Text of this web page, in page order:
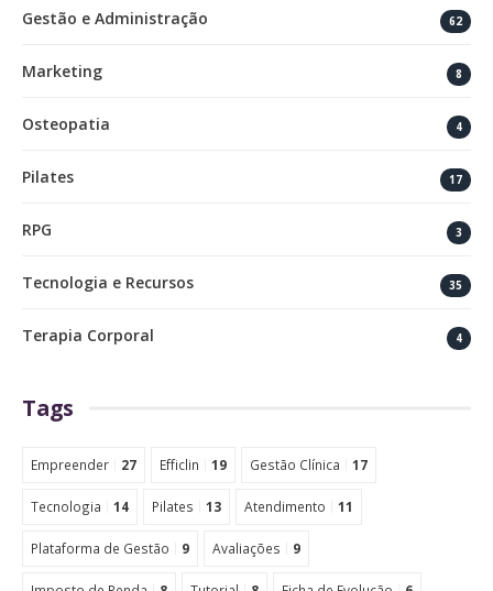
Gestão e Administração 62
Marketing 8
Osteopatia 4
Pilates 17
RPG 3
Tecnologia e Recursos 35
Terapia Corporal 4
Tags
Empreender 27 Efficlin 19 Gestão Clínica 17
Tecnologia 14 Pilates 13 Atendimento 11
Plataforma de Gestão 9 Avaliações 9